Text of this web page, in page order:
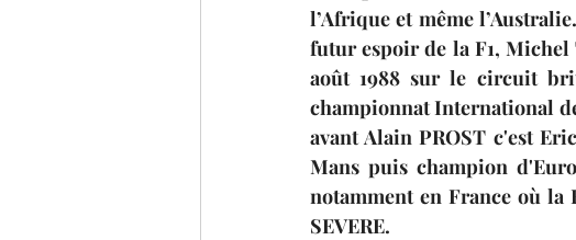
GP historique de Monaco
GT World Challenge
l’Afrique et même
futur espoir de la F1,
août 1988 sur le circuit
championnat International
avant Alain PROST c'est
Mans puis champion
notamment en France où la
SEVERE.